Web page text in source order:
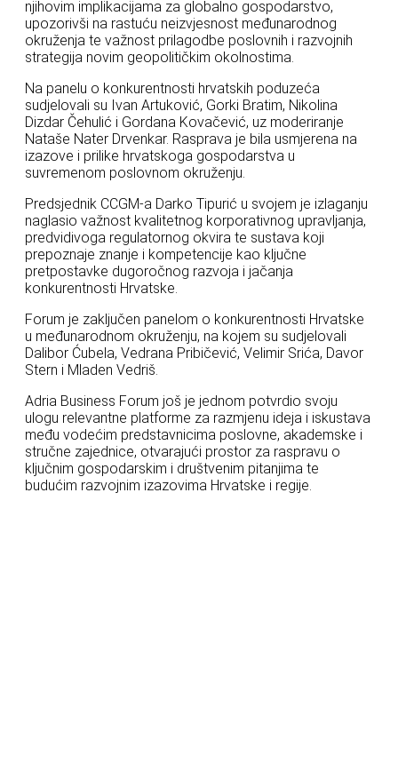
njihovim implikacijama za globalno gospodarstvo,
upozorivši na rastuću neizvjesnost međunarodnog
okruženja te važnost prilagodbe poslovnih i razvojnih
strategija novim geopolitičkim okolnostima.
Na panelu o konkurentnosti hrvatskih poduzeća
sudjelovali su Ivan Artuković, Gorki Bratim, Nikolina
Dizdar Čehulić i Gordana Kovačević, uz moderiranje
Nataše Nater Drvenkar. Rasprava je bila usmjerena na
izazove i prilike hrvatskoga gospodarstva u
suvremenom poslovnom okruženju.
Predsjednik CCGM-a Darko Tipurić u svojem je izlaganju
naglasio važnost kvalitetnog korporativnog upravljanja,
predvidivoga regulatornog okvira te sustava koji
prepoznaje znanje i kompetencije kao ključne
pretpostavke dugoročnog razvoja i jačanja
konkurentnosti Hrvatske.
Forum je zaključen panelom o konkurentnosti Hrvatske
u međunarodnom okruženju, na kojem su sudjelovali
Dalibor Ćubela, Vedrana Pribičević, Velimir Srića, Davor
Stern i Mladen Vedriš.
Adria Business Forum još je jednom potvrdio svoju
ulogu relevantne platforme za razmjenu ideja i iskustava
među vodećim predstavnicima poslovne, akademske i
stručne zajednice, otvarajući prostor za raspravu o
ključnim gospodarskim i društvenim pitanjima te
budućim razvojnim izazovima Hrvatske i regije.